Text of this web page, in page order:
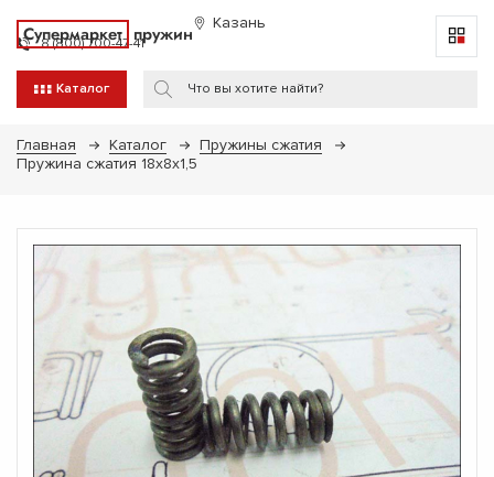
Супермаркет пружин Казань
8 (800) 700-47-41
Каталог
Главная Каталог
Пружины сжатия
Пружина сжатия 18x8x1,5